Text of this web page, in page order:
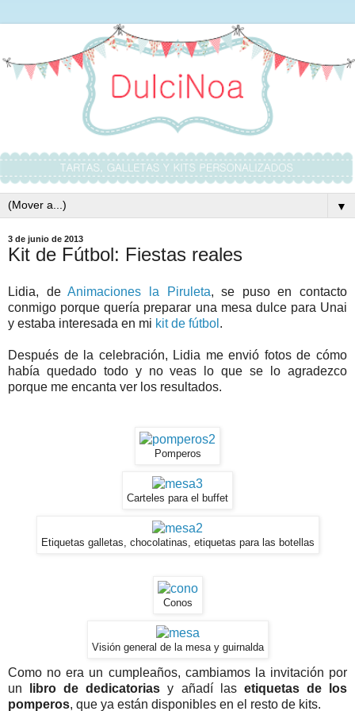
▼
3 de junio de 2013
Kit de Fútbol: Fiestas reales
Lidia, deAnimaciones la Piruleta, se puso en contacto
conmigo porque quería preparar una mesa dulce para Unai
y estaba interesada en mi kit de fútbol .
Después de la celebración, Lidia me envió fotos de cómo
había quedado todo y no veas lo que se lo agradezco
porque me encanta ver los resultados.
Pomperos
Carteles para el buffet
Etiquetas galletas, chocolatinas, etiquetas para las botellas
Conos
Visión general de la mesa y guirnalda
Como no era un cumpleaños, cambiamos la invitación por
un
libro de dedicatorias y añadí las etiquetas de los
pomperos, que ya están disponibles en el resto de kits.